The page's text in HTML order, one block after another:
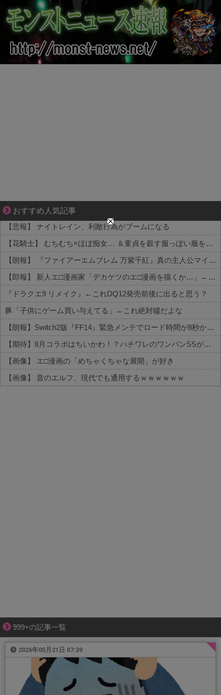
おすすめ人気記事
ゾッとして、ほろりとする奇妙な物語。
【悲報】 ナイトレイン、利敵行為がブームになる
【花騎士】 むちむち×ほぼ痴女… ＆童貞を穀す服っぽい服をきたホウオウボクへの反応！！！
【朗報】 『ファイアーエムブレム 万紫千紅』真の主人公マイユニはキャラメイクが可能
【郎報】 新人エ□漫画家「デカケツのエ□漫画を描くか…」←1000万円稼いでしまう
『ドラクエ9 リメイク』←これDQ12発売前後に出ると思う？
豚「子供にゲーム買い与えてる」←これ絶対噓だよな
【朗報】Switch2版『FF14』緊急メンテでロード時間が8秒から6秒に 信者いわく爆速で技術力すごい
【期待】8月コラボはちいかわ！？ハチワレのワンパンSSが想像されてしまう
【画像】 エ□漫画の「めちゃくちゃな展開」が好き
【画像】 昔のエルフ、現代でも通用するｗｗｗｗｗｗ
999+の記事一覧
2026年05月21日 07:39